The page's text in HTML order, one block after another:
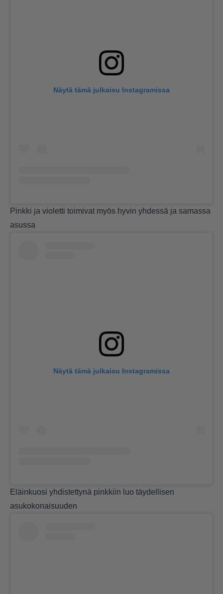
Näytä tämä julkaisu Instagramissa
Pinkki ja violetti toimivat myös hyvin yhdessä ja samassa
asussa
Näytä tämä julkaisu Instagramissa
Eläinkuosi yhdistettynä pinkkiin luo täydellisen
asukokonaisuuden